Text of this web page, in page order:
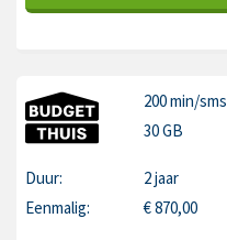
200 min/sms
30 GB
Duur:
2 jaar
Eenmalig:
€870,00